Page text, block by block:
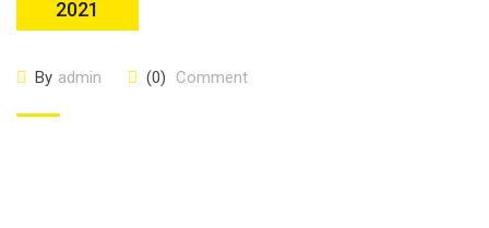
2021
By admin (0) Comment